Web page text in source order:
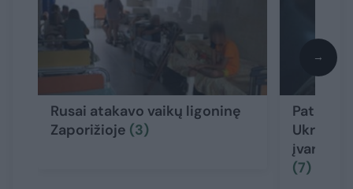
Rusai atakavo vaikų ligoninę
Zaporižioje (3)
Pateikė
įvardijo
(7)
→